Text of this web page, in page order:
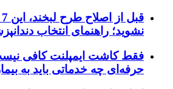
نشوید؛ راهنمای انتخاب
فقط کاشت ایمپلنت کافی
حرفه‌ای چه خدماتی باید به